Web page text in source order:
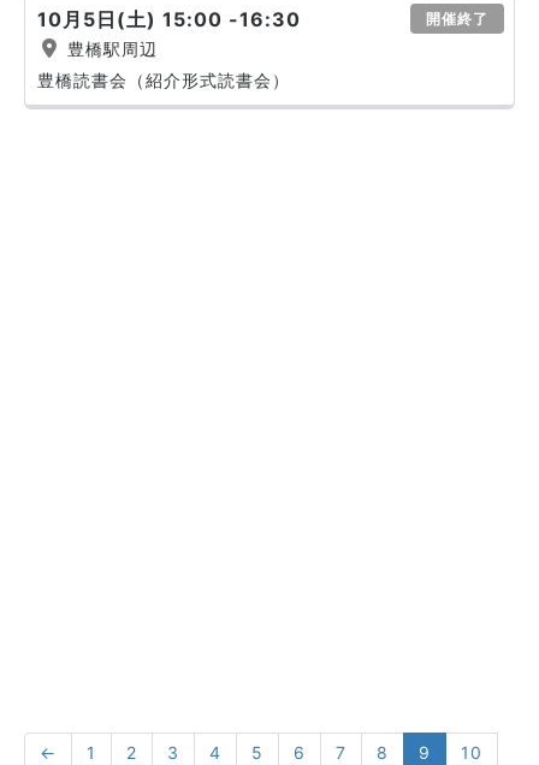
10月5日(土) 15:00 -16:30 開催終了
豊橋駅周辺
豊橋読書会（紹介形式読書会）
← 1 2 3 4 5 6 7 8 9
10